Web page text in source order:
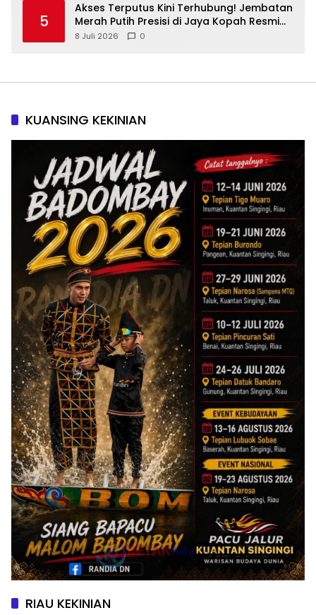
5
Akses Terputus Kini Terhubung! Jembatan
Merah Putih Presisi di Jaya Kopah Resmi
Berdiri — Polri Buktikan Pembangunan Tak
8 Juli 2026 0
KUANSING KEKINIAN
RIAU KEKINIAN